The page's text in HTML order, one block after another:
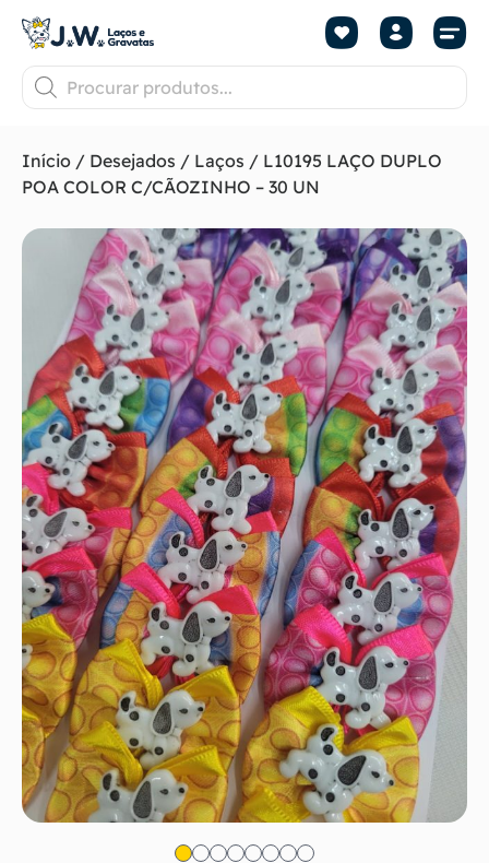
Início / Desejados / Laços / L10195 LAÇO DUPLO
POA COLOR C/CÃOZINHO – 30 UN